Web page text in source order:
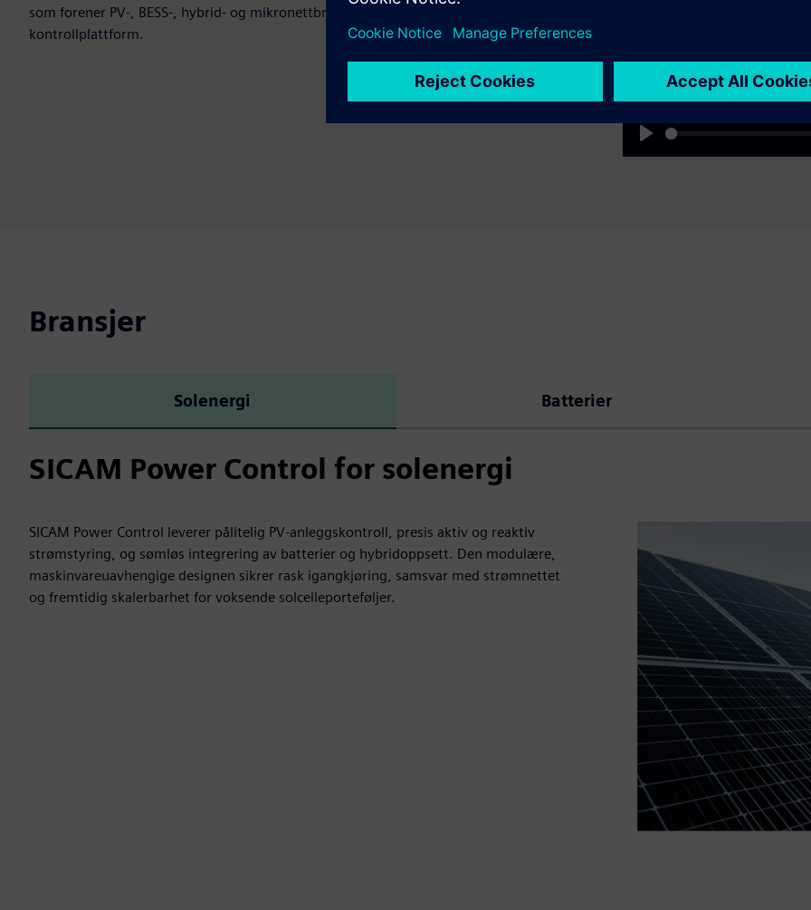
som forener PV-, BESS-, hybrid- og mikronettbrukstilfeller i en enkelt, modulær
kontrollplattform.
Play
Bransjer
Solenergi Batterier
SICAM Power Control for solenergi
SICAM Power Control leverer pålitelig PV-anleggskontroll, presis aktiv og reaktiv
strømstyring, og sømløs integrering av batterier og hybridoppsett. Den modulære,
maskinvareuavhengige designen sikrer rask igangkjøring, samsvar med strømnettet
og fremtidig skalerbarhet for voksende solcelleporteføljer.